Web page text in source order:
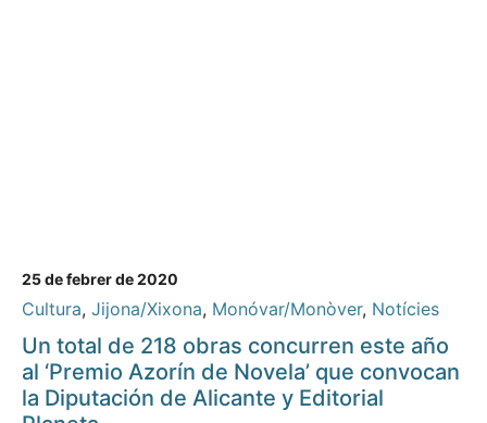
25 de febrer de 2020
Cultura, Jijona/Xixona, Monóvar/Monòver, Notícies
Un total de 218 obras concurren este año
al ‘Premio Azorín de Novela’ que convocan
la Diputación de Alicante y Editorial